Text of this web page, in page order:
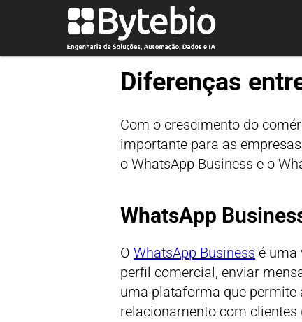
Diferenças
Com o crescimento do
importante para as
o WhatsApp Business e o
WhatsApp
O WhatsApp Business é uma
perfil comercial, enviar
uma plataforma que permite
relacionamento com